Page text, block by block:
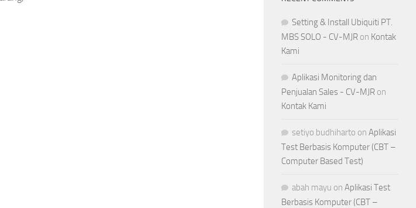
Setting & Install Ubiquiti PT.
MBS SOLO - CV-MJR on Kontak
Kami
Aplikasi Monitoring dan
Penjualan Sales - CV-MJR on
Kontak Kami
setiyo budhiharto on Aplikasi
Test Berbasis Komputer (CBT –
Computer Based Test)
abah mayu on Aplikasi Test
Berbasis Komputer (CBT –